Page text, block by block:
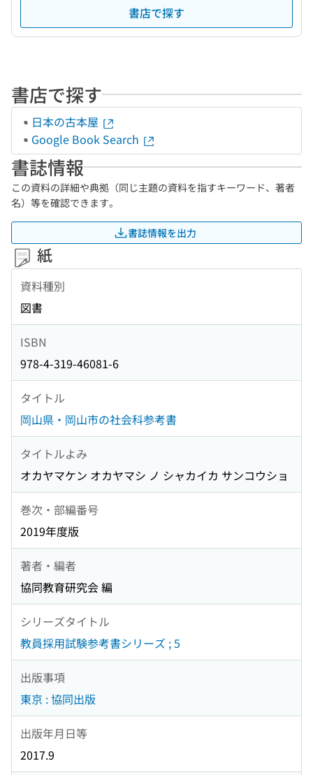
書店で探す
書店で探す
日本の古本屋
Google Book Search
書誌情報
この資料の詳細や典拠（同じ主題の資料を指すキーワード、著者
名）等を確認できます。
書誌情報を出力
紙
資料種別
図書
ISBN
978-4-319-46081-6
タイトル
岡山県・岡山市の社会科参考書
タイトルよみ
オカヤマケン オカヤマシ ノ シャカイカ サンコウショ
巻次・部編番号
2019年度版
著者・編者
協同教育研究会 編
シリーズタイトル
教員採用試験参考書シリーズ ; 5
出版事項
東京 : 協同出版
出版年月日等
2017.9